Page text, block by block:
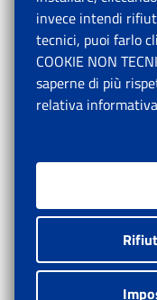
invece intendi
tecnici, puoi farlo
COOKIE NON
saperne di più
relativa